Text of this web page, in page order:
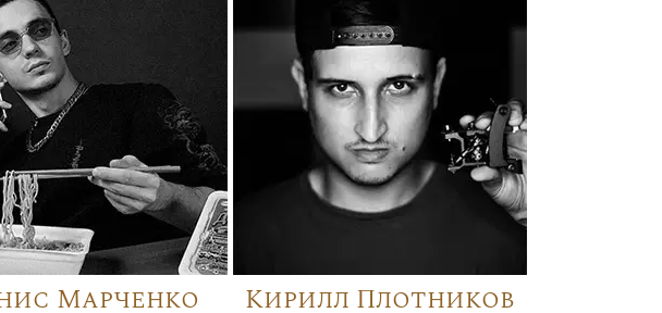
Марченко Кирилл Плотников